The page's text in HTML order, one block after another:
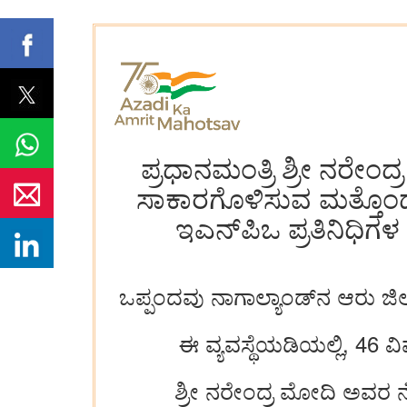
ಪ್ರಧಾನಮಂತ್ರಿ ಶ್ರೀ
ಸಾಕಾರಗೊಳಿಸುವ
ಇಎನ್‌ಪಿಒ ಪ್ರತಿನಿಧಿಗಳ
ಒಪ್ಪಂದವು ನಾಗಾಲ್ಯಾಂಡ್‌ನ ಆರು
ಈ ವ್ಯವಸ್ಥೆಯಡಿಯಲ್ಲಿ, 46
ಶ್ರೀ ನರೇಂದ್ರ ಮೋದಿ ಅವರ